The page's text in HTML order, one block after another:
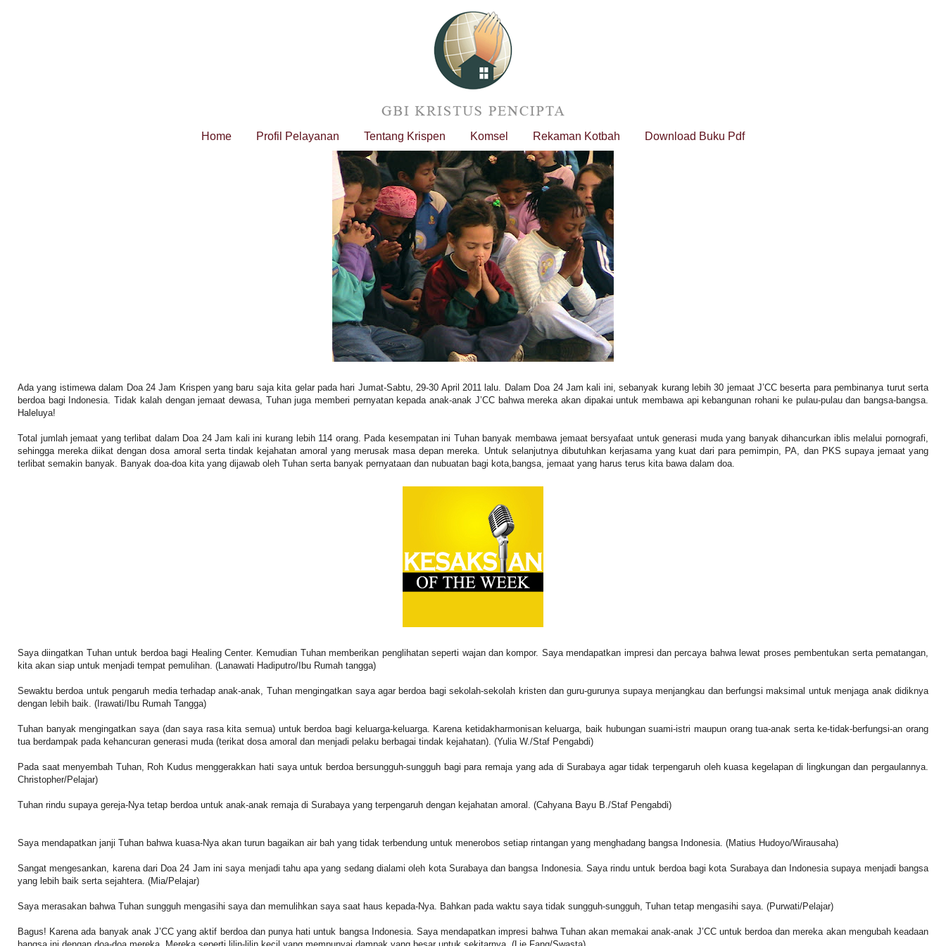
Home Profil Pelayanan Tentang Krispen Komsel Rekaman Kotbah Download Buku Pdf
Ada yang istimewa dalam Doa 24 Jam Krispen yang baru saja kita gelar pada hari Jumat-Sabtu, 29-30 April 2011 lalu. Dalam Doa 24 Jam kali ini, sebanyak kurang lebih 30 jemaat J’CC beserta para pembinanya turut serta
berdoa bagi Indonesia. Tidak kalah dengan jemaat dewasa, Tuhan juga memberi pernyatan kepada anak-anak J’CC bahwa mereka akan dipakai untuk membawa api kebangunan rohani ke pulau-pulau dan bangsa-bangsa.
Haleluya!
Total jumlah jemaat yang terlibat dalam Doa 24 Jam kali ini kurang lebih 114 orang. Pada kesempatan ini Tuhan banyak membawa jemaat bersyafaat untuk generasi muda yang banyak dihancurkan iblis melalui pornografi,
sehingga mereka diikat dengan dosa amoral serta tindak kejahatan amoral yang merusak masa depan mereka. Untuk selanjutnya dibutuhkan kerjasama yang kuat dari para pemimpin, PA, dan PKS supaya jemaat yang
terlibat semakin banyak. Banyak doa-doa kita yang dijawab oleh Tuhan serta banyak pernyataan dan nubuatan bagi kota,bangsa, jemaat yang harus terus kita bawa dalam doa.
Saya diingatkan Tuhan untuk berdoa bagi Healing Center. Kemudian Tuhan memberikan penglihatan seperti wajan dan kompor. Saya mendapatkan impresi dan percaya bahwa lewat proses pembentukan serta pematangan,
kita akan siap untuk menjadi tempat pemulihan. (Lanawati Hadiputro/Ibu Rumah tangga)
Sewaktu berdoa untuk pengaruh media terhadap anak-anak, Tuhan mengingatkan saya agar berdoa bagi sekolah-sekolah kristen dan guru-gurunya supaya menjangkau dan berfungsi maksimal untuk menjaga anak didiknya
dengan lebih baik. (Irawati/Ibu Rumah Tangga)
Tuhan banyak mengingatkan saya (dan saya rasa kita semua) untuk berdoa bagi keluarga-keluarga. Karena ketidakharmonisan keluarga, baik hubungan suami-istri maupun orang tua-anak serta ke-tidak-berfungsi-an orang
tua berdampak pada kehancuran generasi muda (terikat dosa amoral dan menjadi pelaku berbagai tindak kejahatan). (Yulia W./Staf Pengabdi)
Pada saat menyembah Tuhan, Roh Kudus menggerakkan hati saya untuk berdoa bersungguh-sungguh bagi para remaja yang ada di Surabaya agar tidak terpengaruh oleh kuasa kegelapan di lingkungan dan pergaulannya.
Christopher/Pelajar)
Tuhan rindu supaya gereja-Nya tetap berdoa untuk anak-anak remaja di Surabaya yang terpengaruh dengan kejahatan amoral. (Cahyana Bayu B./Staf Pengabdi)
Saya mendapatkan janji Tuhan bahwa kuasa-Nya akan turun bagaikan air bah yang tidak terbendung untuk menerobos setiap rintangan yang menghadang bangsa Indonesia. (Matius Hudoyo/Wirausaha)
Sangat mengesankan, karena dari Doa 24 Jam ini saya menjadi tahu apa yang sedang dialami oleh kota Surabaya dan bangsa Indonesia. Saya rindu untuk berdoa bagi kota Surabaya dan Indonesia supaya menjadi bangsa
yang lebih baik serta sejahtera. (Mia/Pelajar)
Saya merasakan bahwa Tuhan sungguh mengasihi saya dan memulihkan saya saat haus kepada-Nya. Bahkan pada waktu saya tidak sungguh-sungguh, Tuhan tetap mengasihi saya. (Purwati/Pelajar)
Bagus! Karena ada banyak anak J’CC yang aktif berdoa dan punya hati untuk bangsa Indonesia. Saya mendapatkan impresi bahwa Tuhan akan memakai anak-anak J’CC untuk berdoa dan mereka akan mengubah keadaan